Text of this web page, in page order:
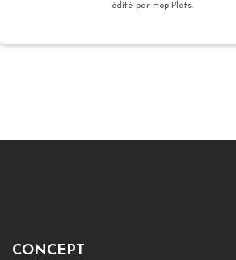
édité par Hop-Plats.
CONCEPT